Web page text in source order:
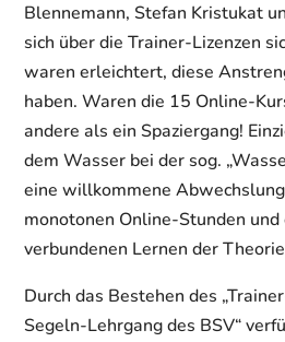
Blennemann, Stefan Kristukat
sich über die Trainer-Lizenzen
waren erleichtert, diese
haben. Waren die 15 Online-
andere als ein Spaziergang!
dem Wasser bei der sog.
eine willkommene
monotonen Online-Stunden
verbundenen Lernen der
Durch das Bestehen des
Segeln-Lehrgang des BSV“